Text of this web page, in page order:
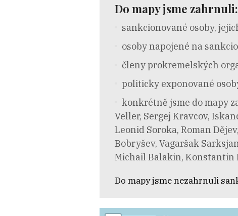
Do mapy jsme zahrnuli:
sankcionované osoby,
osoby napojené na
členy prokremelských
politicky exponované
konkrétně jsme do mapy
Veller, Sergej Kravcov,
Leonid Soroka, Roman
Bobryšev, Vagaršak
Michail Balakin, Konstantin
Do mapy jsme nezahrnuli